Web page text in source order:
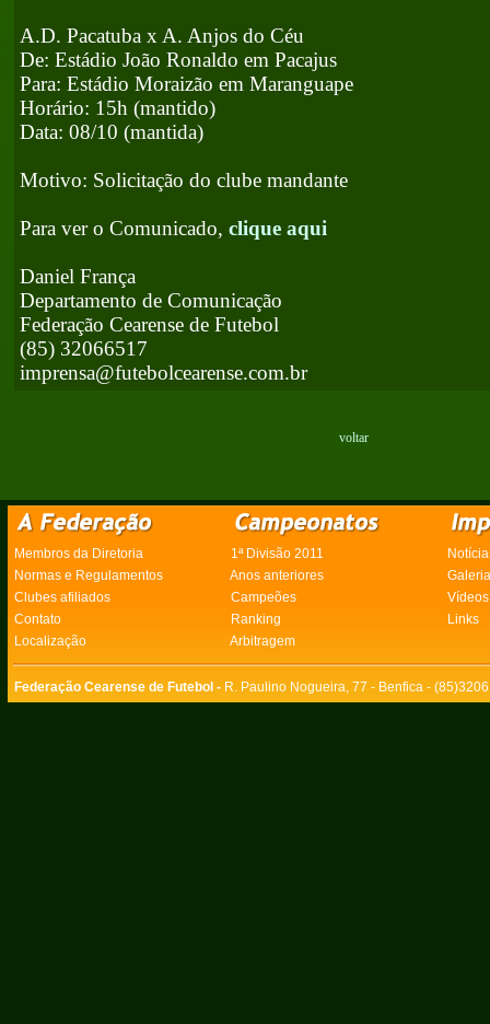
A.D. Pacatuba x A. Anjos do Céu
De: Estádio João Ronaldo em Pacajus
Para: Estádio Moraizão em Maranguape
Horário: 15h (mantido)
Data: 08/10 (mantida)
Motivo: Solicitação do clube mandante
Para ver o Comunicado, clique aqui
Daniel França
Departamento de Comunicação
Federação Cearense de Futebol
(85) 32066517
imprensa@futebolcearense.com.br
voltar
Membros da Diretoria 1ª Divisão 2011
Normas e Regulamentos
Anos anteriores
Clubes afiliados
Campeões
Vídeos
Contato
Ranking
Links
Localização
Arbitragem
Federação Cearense de Futebol - R. Paulino Nogueira, 77 - Benfica -